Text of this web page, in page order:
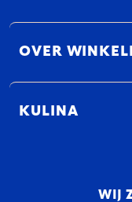
OVER
KULINA
WIJ